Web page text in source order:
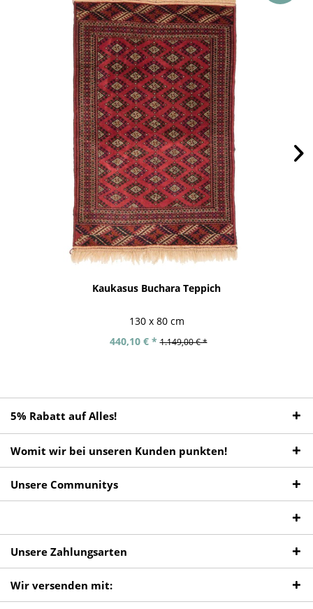
Kaukasus Buchara Teppich
130 x 80 cm
440,10 € * 1.149,00 € *
5% Rabatt auf Alles!
Womit wir bei unseren Kunden punkten!
Unsere Communitys
Unsere Zahlungsarten
Wir versenden mit: